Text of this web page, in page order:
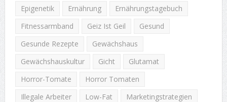
Epigenetik
Ernährung
Ernährungstagebuch
Fitnessarmband
Geiz Ist Geil
Gesund
Gesunde Rezepte
Gewächshaus
Gewächshauskultur
Gicht
Glutamat
Horror-Tomate
Horror Tomaten
Illegale Arbeiter
Low-Fat
Marketingstrategien